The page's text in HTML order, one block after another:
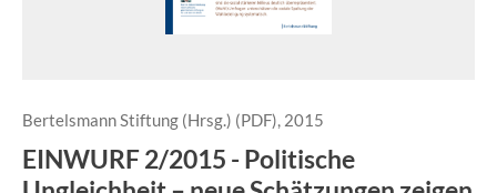
Bertelsmann Stiftung (Hrsg.) (PDF), 2015
EINWURF 2/2015 - Politische